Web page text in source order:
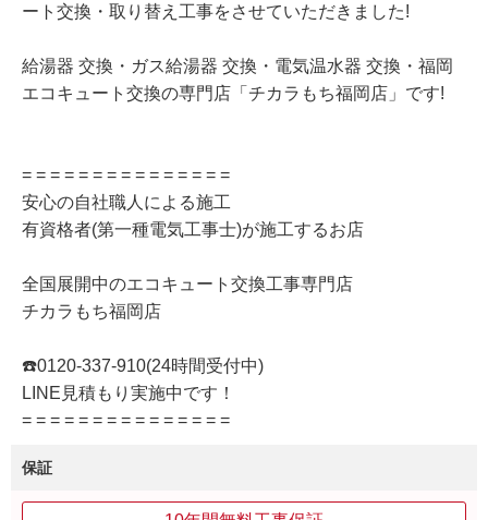
ート交換・取り替え工事をさせていただきました!
給湯器 交換・ガス給湯器 交換・電気温水器 交換・福岡
エコキュート交換の専門店「チカラもち福岡店」です!
= = = = = = = = = = = = = = =
安心の自社職人による施工
有資格者(第一種電気工事士)が施工するお店
全国展開中のエコキュート交換工事専門店
チカラもち福岡店
☎️0120-337-910(24時間受付中)
LINE見積もり実施中です！
= = = = = = = = = = = = = = =
保証